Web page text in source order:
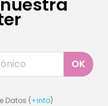
Datos (+info)